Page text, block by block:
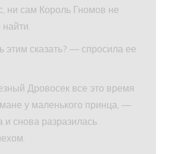
ни сам Король Гномов не
сказать? — спросила ее
Дровосек все это время
у маленького принца, —
и снова разразилась